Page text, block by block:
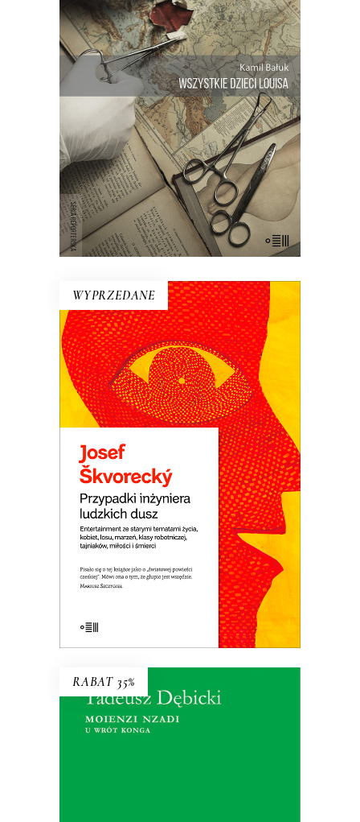
E-BOOK DO KOSZYKA
Trudna do uwierzenia opowieść z
małego kraju, gdzie żyją ponad dwie
setki braci i sióstr. Opowieść o lekarzu,
który chciał być Bogiem, i o
anonimowym dawcy nasienia, który
ukrywał tożsamość oraz genetyczną
tajemnicę…
WYPRZEDANE
E-BOOK DO KOSZYKA
PRZYPADKI INŻYNIERA
LUDZKICH DUSZ
Powieść rzeka. Płyną nią setki
dramatycznych i śmiesznych ludzkich
losów. Wojna i komunizm. Miłość do
dziewcząt i saksofonu. Ucieczka z kraju i
tęsknota za domem. Jedna z
najlepszych czeskich powieści.
RABAT 35%
MOIENZI NZADI. U WRÓT